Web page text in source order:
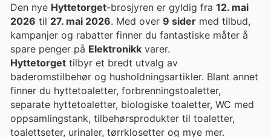
Den nye Hyttetorget-brosjyren er gyldig fra 12. mai
2026 til 27. mai 2026. Med over 9 sider med tilbud,
kampanjer og rabatter finner du fantastiske måter å
spare penger på Elektronikk varer.
Hyttetorget tilbyr et bredt utvalg av
baderomstilbehør og husholdningsartikler. Blant annet
finner du hyttetoaletter, forbrenningstoaletter,
separate hyttetoaletter, biologiske toaletter, WC med
oppsamlingstank, tilbehørsprodukter til toaletter,
toalettseter, urinaler, tørrklosetter og mye mer.